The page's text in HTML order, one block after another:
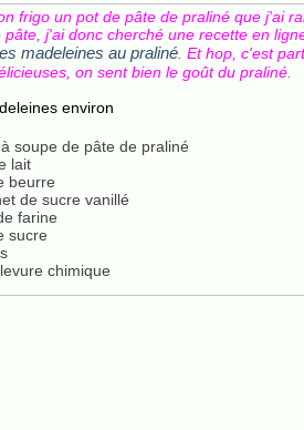
frigo un pot de pâte de praliné que j'ai
pâte, j'ai donc cherché une recette en
madeleines au praliné . Et hop, c'est
on sent bien le goût du praliné.
environ
soupe de pâte de praliné
lait
beurre
de sucre vanillé
farine
sucre
chimique